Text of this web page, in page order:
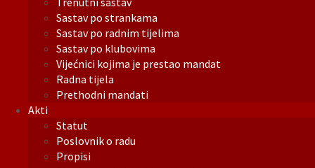
Sastav po strankama
Sastav po radnim tijelima
Sastav po klubovima
Vijećnici kojima je prestao mandat
Radna tijela
Prethodni mandati
Akti
Statut
Poslovnik o radu
Propisi